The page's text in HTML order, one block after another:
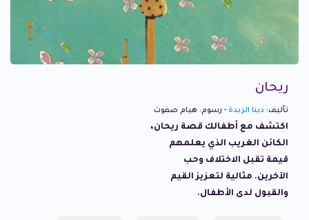
ريحان
تأليف: دينا الزبدة - رسوم: هيام صفوت
اكتشف مع أطفالك قصة ريحان،
الكائن الغريب الذي يعلمهم
قيمة تقبل الاختلاف وحب
الآخرين. مثالية لتعزيز القيم
والقبول لدى الأطفال.